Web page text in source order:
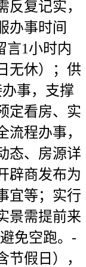
复记实，
办事时间
言1小时内
无休）；供
事，支撑
定看房、实
程办事，
态、房源详
辟商发布为
宜等；实行
景需提前来
免空跑。-
节假日），